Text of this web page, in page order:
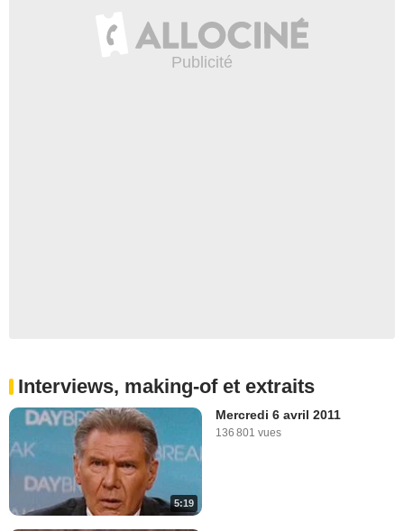
Interviews, making-of et extraits
5:19
Mercredi 6 avril 2011
136 801 vues